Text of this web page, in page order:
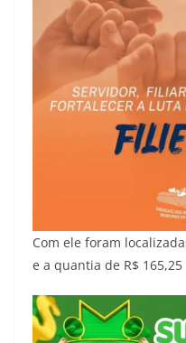
Com ele foram
e a quantia de R$